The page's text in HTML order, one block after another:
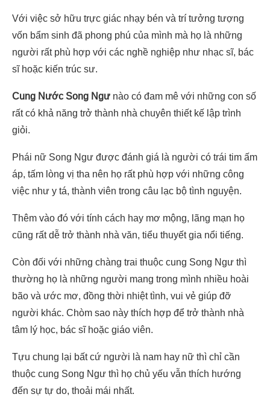
Với việc sở hữu trực giác nhạy bén và trí tưởng tượng
vốn bẩm sinh đã phong phú của mình mà họ là những
người rất phù hợp với các nghề nghiệp như nhạc sĩ, bác
sĩ hoặc kiến trúc sư.
Cung Nước Song Ngư nào có đam mê với những con số
rất có khả năng trở thành nhà chuyên thiết kế lập trình
giỏi.
Phái nữ Song Ngư được đánh giá là người có trái tim ấm
áp, tấm lòng vị tha nên họ rất phù hợp với những công
việc như y tá, thành viên trong câu lạc bộ tình nguyện.
Thêm vào đó với tính cách hay mơ mộng, lãng mạn họ
cũng rất dễ trở thành nhà văn, tiểu thuyết gia nổi tiếng.
Còn đối với những chàng trai thuộc cung Song Ngư thì
thường họ là những người mang trong mình nhiều hoài
bão và ước mơ, đồng thời nhiệt tình, vui vẻ giúp đỡ
người khác. Chòm sao này thích hợp để trở thành nhà
tâm lý học, bác sĩ hoặc giáo viên.
Tựu chung lại bất cứ người là nam hay nữ thì chỉ cần
thuộc cung Song Ngư thì họ chủ yếu vẫn thích hướng
đến sự tự do, thoải mái nhất.